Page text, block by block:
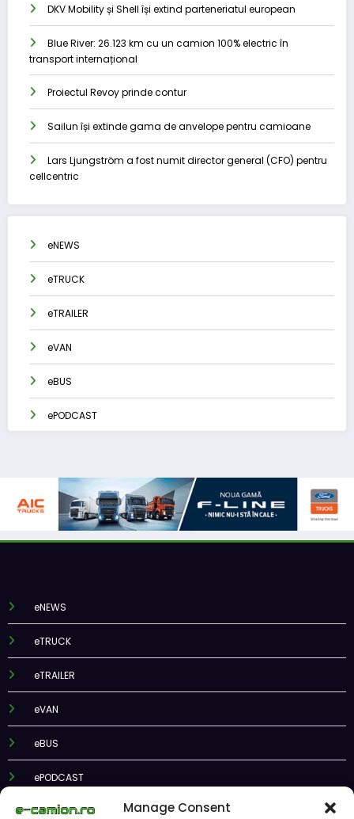
Manage Consent
DKV Mobility și Shell își extind parteneriatul european
Blue River: 26.123 km cu un camion 100% electric în
transport internațional
Proiectul Revoy prinde contur
Sailun își extinde gama de anvelope pentru camioane
Lars Ljungström a fost numit director general (CFO) pentru
cellcentric
eNEWS
eTRUCK
eTRAILER
eVAN
eBUS
ePODCAST
eNEWS
eTRUCK
eTRAILER
eVAN
eBUS
ePODCAST